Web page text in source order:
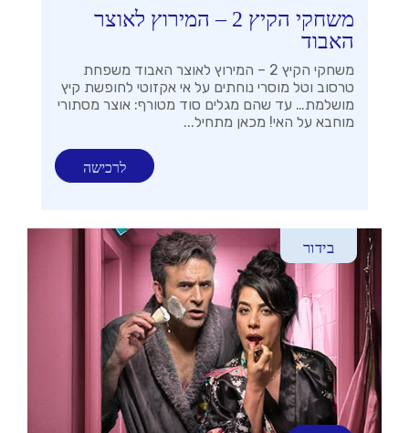
משחקי הקיץ 2 – המירוץ לאוצר
האבוד
משחקי הקיץ 2 – המירוץ לאוצר האבוד משפחת
טרסוב וטל מוסרי נוחתים על אי אקזוטי לחופשת קיץ
מושלמת… עד שהם מגלים סוד מטורף: אוצר מסתורי
מוחבא על האי! מכאן מתחיל...
לרכישה
בידור